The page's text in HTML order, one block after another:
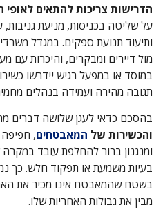
הדרישות צריכות להתאים לאופי
על שליטה בכניסות, מניעת גניבות,
ותיעוד תנועת ספקים. במגדל
מול דיירים ומבקרים, והיכרות עם
במוסד או במפעל רגיש יידרשו
תגובה מהירה ועמידה בנהלים
בהסכם כדאי לעגן שלושה דברים
והכשירות של המאבטחים,
ומנגנון ברור להחלפת עובד
בעיות משמעת או תפקוד חלש. כך
בשטח שהמאבטח אינו מכיר את
מבין את גבולות האחריות שלו.